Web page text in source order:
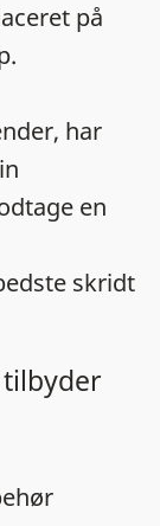
på
har
en
skridt